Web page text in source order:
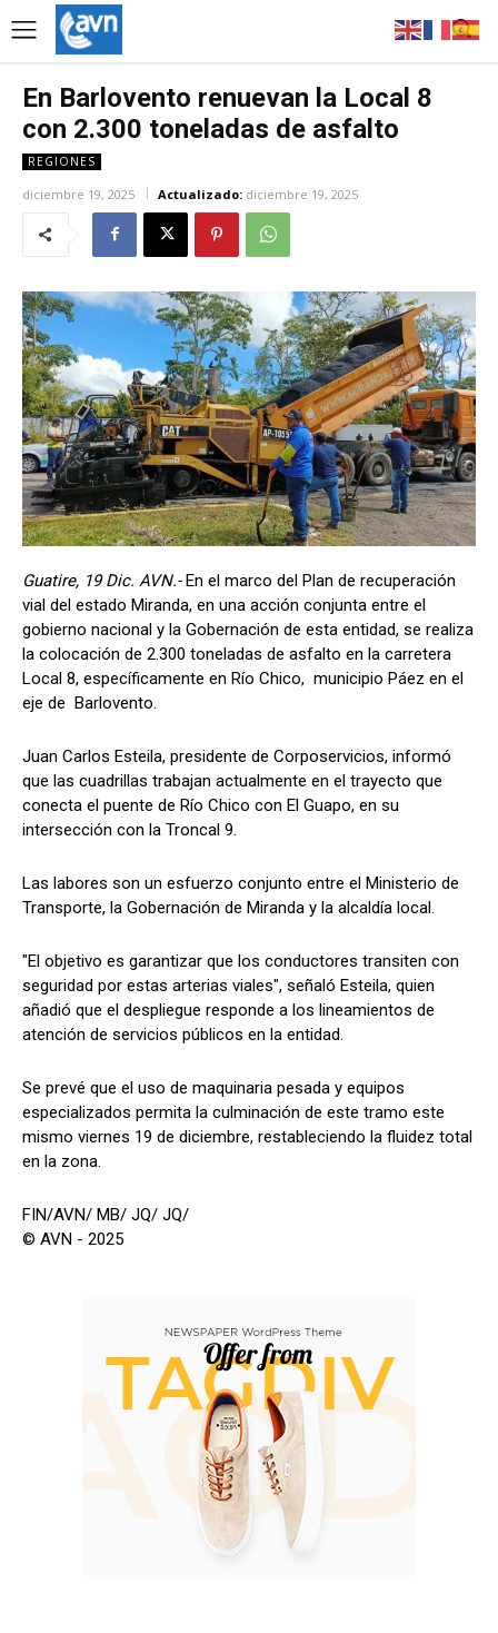
En Barlovento renuevan la Local 8
con 2.300 toneladas de asfalto
REGIONES
diciembre 19, 2025 Actualizado: diciembre 19, 2025
Guatire, 19 Dic. AVN.-En el marco del Plan de recuperación
vial del estado Miranda, en una acción conjunta entre el
gobierno nacional y la Gobernación de esta entidad, se realiza
la colocación de 2.300 toneladas de asfalto en la carretera
Local 8, específicamente en Río Chico, municipio Páez en el
eje de Barlovento.
Juan Carlos Esteila, presidente de Corposervicios, informó
que las cuadrillas trabajan actualmente en el trayecto que
conecta el puente de Río Chico con El Guapo, en su
intersección con la Troncal 9.
Las labores son un esfuerzo conjunto entre el Ministerio de
Transporte, la Gobernación de Miranda y la alcaldía local.
"El objetivo es garantizar que los conductores transiten con
seguridad por estas arterias viales", señaló Esteila, quien
añadió que el despliegue responde a los lineamientos de
atención de servicios públicos en la entidad.
Se prevé que el uso de maquinaria pesada y equipos
especializados permita la culminación de este tramo este
mismo viernes 19 de diciembre, restableciendo la fluidez total
en la zona.
FIN/AVN/ MB/ JQ/ JQ/
© AVN - 2025